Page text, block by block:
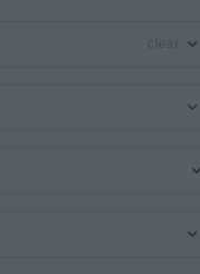
clear